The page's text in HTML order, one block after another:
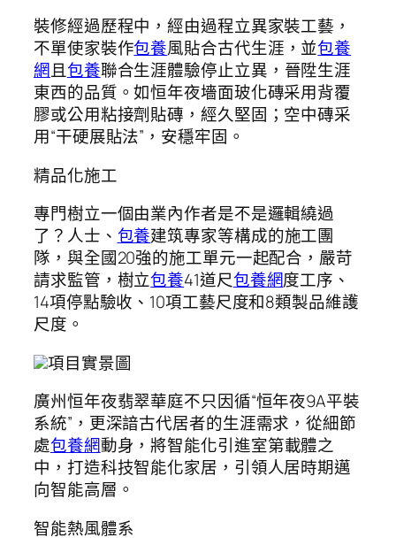
裝修經過歷程中，經由過程立異家裝工藝，
不單使家裝作包養風貼合古代生涯，並包養
網且包養聯合生涯體驗停止立異，晉陞生涯
東西的品質。如恒年夜墻面玻化磚采用背覆
膠或公用粘接劑貼磚，經久堅固；空中磚采
用“干硬展貼法”，安穩牢固。
精品化施工
專門樹立一個由業內作者是不是邏輯繞過
了？人士、 包養建筑專家等構成的施工團
隊，與全國20強的施工單元一起配合，嚴苛
請求監管，樹立包養41道尺包養網度工序、
14項停點驗收、10項工藝尺度和8類製品維護
尺度。
項目實景圖
廣州恒年夜翡翠華庭不只因循“恒年夜9A平裝
系統”，更深諳古代居者的生涯需求，從細節
處包養網動身，將智能化引進室第載體之
中，打造科技智能化家居，引領人居時期邁
向智能高層。
智能熱風體系